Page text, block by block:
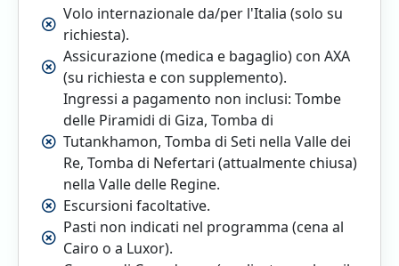
Volo internazionale da/per l'Italia (solo su
richiesta).
Assicurazione (medica e bagaglio) con AXA
(su richiesta e con supplemento).
Ingressi a pagamento non inclusi: Tombe
delle Piramidi di Giza, Tomba di
Tutankhamon, Tomba di Seti nella Valle dei
Re, Tomba di Nefertari (attualmente chiusa)
nella Valle delle Regine.
Escursioni facoltative.
Pasti non indicati nel programma (cena al
Cairo o a Luxor).